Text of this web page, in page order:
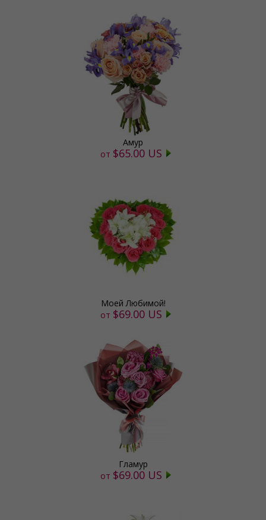
Амур
от $65.00 US
Моей Любимой!
от $69.00 US
Гламур
от $69.00 US